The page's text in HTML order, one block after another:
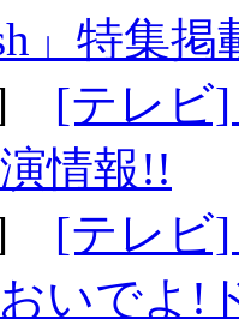
」特集
[テレビ]
情報!!
[テレビ
いでよ!